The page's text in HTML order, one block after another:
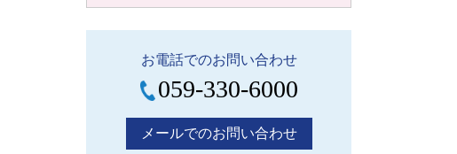
お電話でのお問い合わせ
059-330-6000
メールでのお問い合わせ